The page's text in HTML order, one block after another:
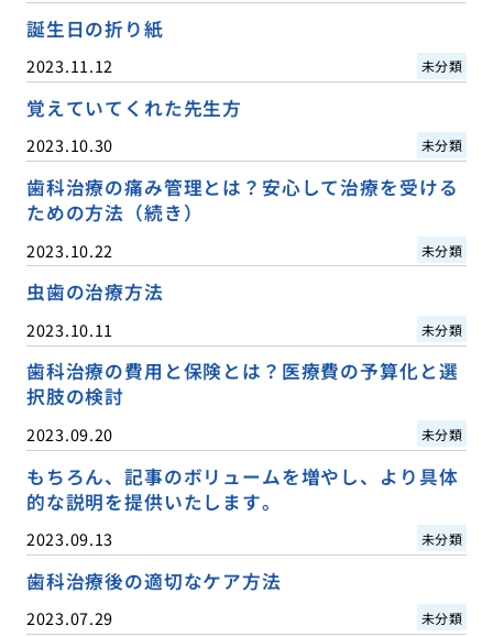
誕生日の折り紙
2023.11.12 未分類
覚えていてくれた先生方
2023.10.30 未分類
歯科治療の痛み管理とは？安心して治療を受ける
ための方法（続き）
2023.10.22 未分類
虫歯の治療方法
2023.10.11 未分類
歯科治療の費用と保険とは？医療費の予算化と選
択肢の検討
2023.09.20 未分類
もちろん、記事のボリュームを増やし、より具体
的な説明を提供いたします。
2023.09.13 未分類
歯科治療後の適切なケア方法
2023.07.29 未分類